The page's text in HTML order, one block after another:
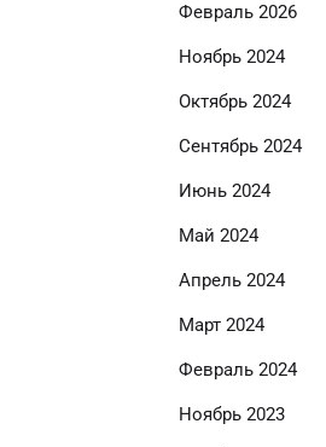
Февраль 2026
Ноябрь 2024
Октябрь 2024
Сентябрь 2024
Июнь 2024
Май 2024
Апрель 2024
Март 2024
Февраль 2024
Ноябрь 2023